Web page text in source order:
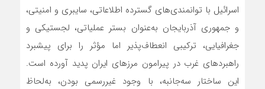
اسرائیل با توانمندی‌های گسترده اطلاعاتی، سایبری و امنیتی،
و جمهوری آذربایجان به‌عنوان بستر عملیاتی، لجستیکی و
جغرافیایی، ترکیبی انعطاف‌پذیر اما مؤثر را برای پیشبرد
راهبردهای غرب در پیرامون مرزهای ایران پدید آورده است.
این ساختار سه‌جانبه، با وجود غیررسمی بودن، به‌لحاظ